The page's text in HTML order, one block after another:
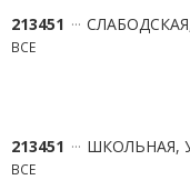
213451
ВСЕ
213451 ШКОЛЬНАЯ,
ВСЕ